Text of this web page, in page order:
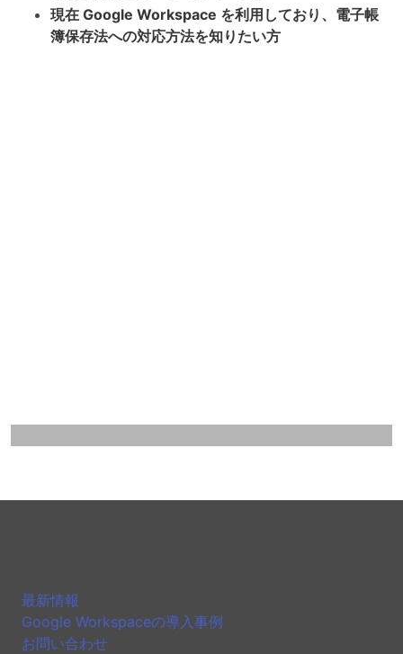
現在 Google Workspace を利用しており、電子帳
簿保存法への対応方法を知りたい方
最新情報
Google Workspaceの導入事例
お問い合わせ